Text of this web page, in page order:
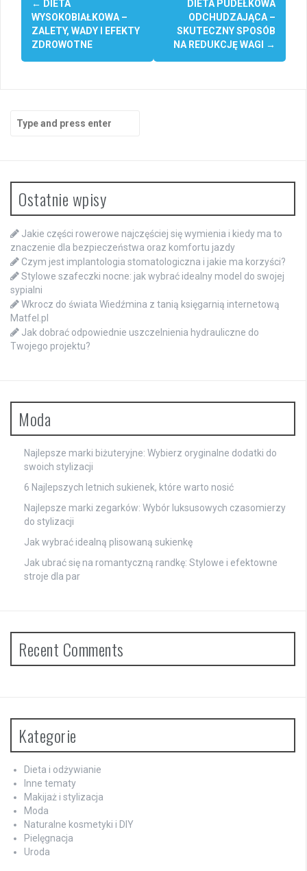
navigation
← DIETA
WYSOKOBIAŁKOWA –
ZALETY, WADY I EFEKTY
ZDROWOTNE
DIETA PUDEŁKOWA
ODCHUDZAJĄCA –
SKUTECZNY SPOSÓB
NA REDUKCJĘ WAGI
→
Search
for:
Ostatnie wpisy
Jakie części rowerowe najczęściej się wymienia i kiedy ma to
znaczenie dla bezpieczeństwa oraz komfortu jazdy
Czym jest implantologia stomatologiczna i jakie ma korzyści?
Stylowe szafeczki nocne: jak wybrać idealny model do swojej
sypialni
Wkrocz do świata Wiedźmina z tanią księgarnią internetową
Matfel.pl
Jak dobrać odpowiednie uszczelnienia hydrauliczne do
Twojego projektu?
Moda
Najlepsze marki biżuteryjne: Wybierz oryginalne dodatki do
swoich stylizacji
6 Najlepszych letnich sukienek, które warto nosić
Najlepsze marki zegarków: Wybór luksusowych czasomierzy
do stylizacji
Jak wybrać idealną plisowaną sukienkę
Jak ubrać się na romantyczną randkę: Stylowe i efektowne
stroje dla par
Recent Comments
Kategorie
Dieta i odżywianie
Inne tematy
Makijaż i stylizacja
Moda
Naturalne kosmetyki i DIY
Pielęgnacja
Uroda